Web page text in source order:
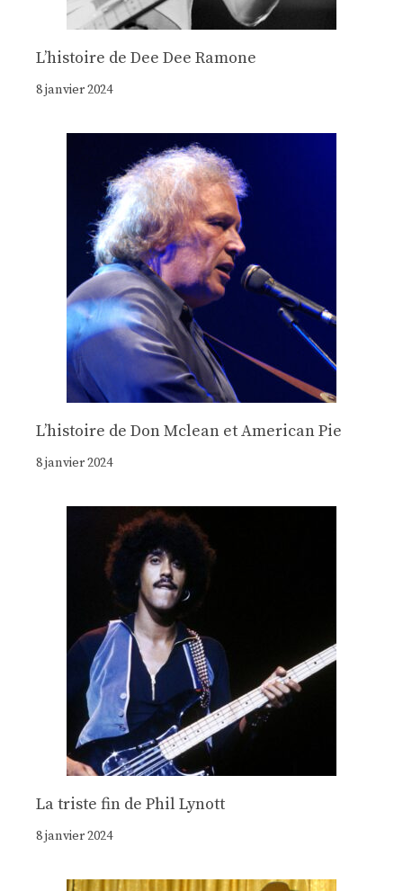
Lʼhistoire de Dee Dee Ramone
8 janvier 2024
Lʼhistoire de Don Mclean et American Pie
8 janvier 2024
La triste fin de Phil Lynott
8 janvier 2024